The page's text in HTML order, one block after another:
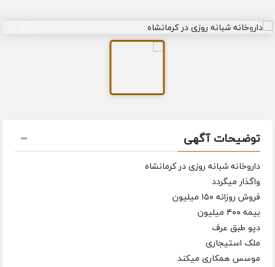
توضیحات آگهی
داروخانه شبانه روزی در کرمانشاه
واگذار میگردد
فروش روزانه ۱۵۰ میلیون
بیمه ۴۰۰ میلیون
دپو طبق عرف
ملک استیجاری
موسس همکاری میکند